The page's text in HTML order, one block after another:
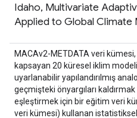
Idaho, Multivariate
Applied to Global Climate
MACAv2-METDATA veri
kapsayan 20 küresel iklim
uyarlanabilir yapılandırılmış
geçmişteki önyargıları
eşleştirmek için bir eğitim veri
veri kümesi) kullanan